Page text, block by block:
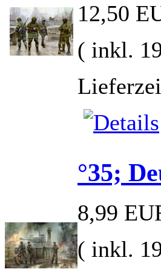
12,50
( inkl.
°35;
8,99
( inkl.